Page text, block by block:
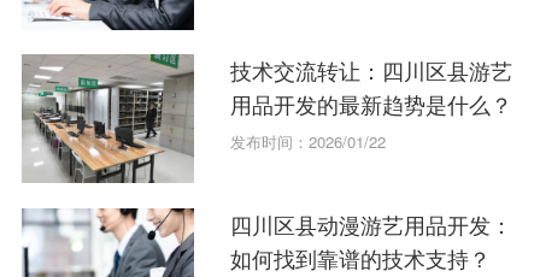
技术交流转让：四川区县游艺
用品开发的最新趋势是什么？
发布时间：2026/01/22
四川区县动漫游艺用品开发：
如何找到靠谱的技术支持？